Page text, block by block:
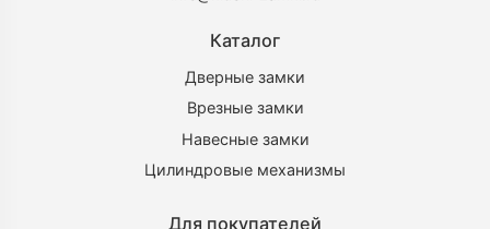
Каталог
Дверные замки
Врезные замки
Навесные замки
Цилиндровые механизмы
Для покупателей